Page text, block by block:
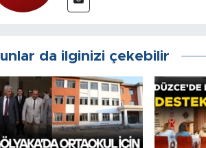
da ilginizi çekebilir